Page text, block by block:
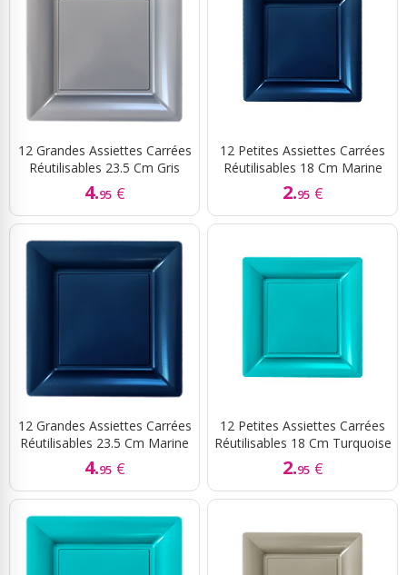
12 Grandes Assiettes Carrées
Réutilisables 23.5 Cm Gris
4.95 €
12 Petites Assiettes Carrées
Réutilisables 18 Cm Marine
2.95 €
12 Grandes Assiettes Carrées
Réutilisables 23.5 Cm Marine
4.95 €
12 Petites Assiettes Carrées
Réutilisables 18 Cm Turquoise
2.95 €